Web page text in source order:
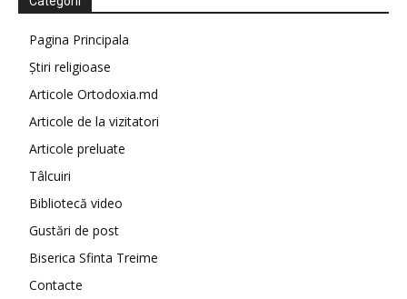
Pagina Principala
Știri religioase
Articole Ortodoxia.md
Articole de la vizitatori
Articole preluate
Tâlcuiri
Bibliotecă video
Gustări de post
Biserica Sfinta Treime
Contacte